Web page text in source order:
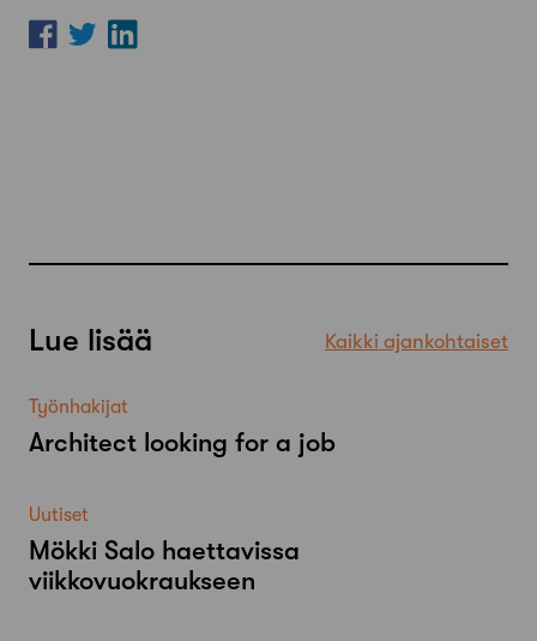
Lue lisää Kaikki ajankohtaiset
Työnhakijat
Architect looking for a job
Uutiset
Mökki Salo haettavissa
viikkovuokraukseen